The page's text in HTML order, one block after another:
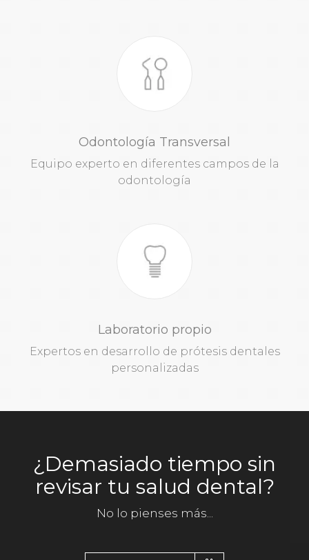
Odontología Transversal
Equipo experto en diferentes campos de la
odontología
Laboratorio propio
Expertos en desarrollo de prótesis dentales
personalizadas
¿Demasiado tiempo sin
revisar tu salud dental?
No lo pienses más...